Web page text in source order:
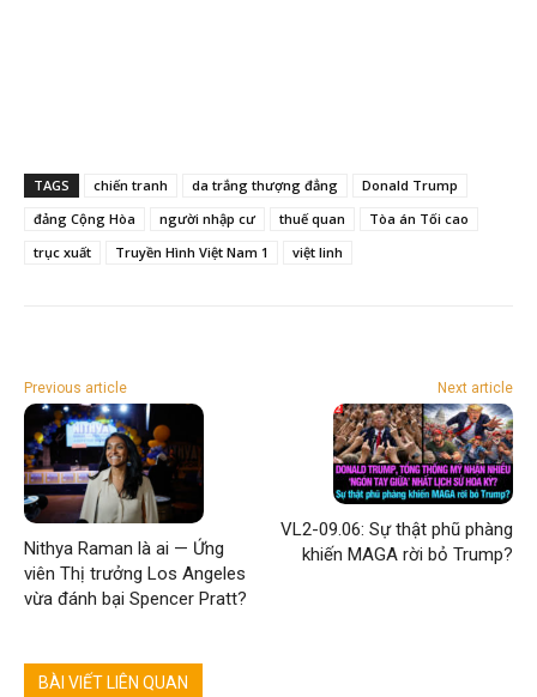
TAGS chiến tranh da trắng thượng đẳng
Donald Trump
đảng Cộng Hòa
người nhập cư thuế quan
Tòa án Tối cao
trục xuất
Truyền Hình Việt Nam 1 việt linh
Previous article
Nithya Raman là ai — Ứng
viên Thị trưởng Los Angeles
vừa đánh bại Spencer Pratt?
Next article
VL2-09.06: Sự thật phũ phàng
khiến MAGA rời bỏ Trump?
BÀI VIẾT LIÊN QUAN